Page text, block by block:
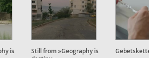
is
Still from »Geography is